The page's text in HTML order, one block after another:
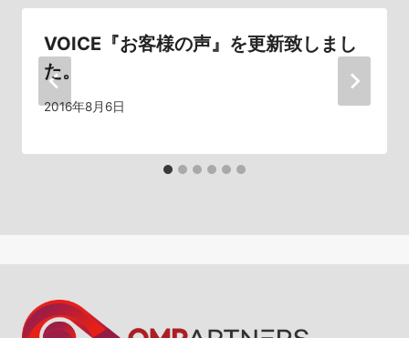
ョ
ン
VOICE『お客様の声』を更新致しまし
た。
2016年8月6日